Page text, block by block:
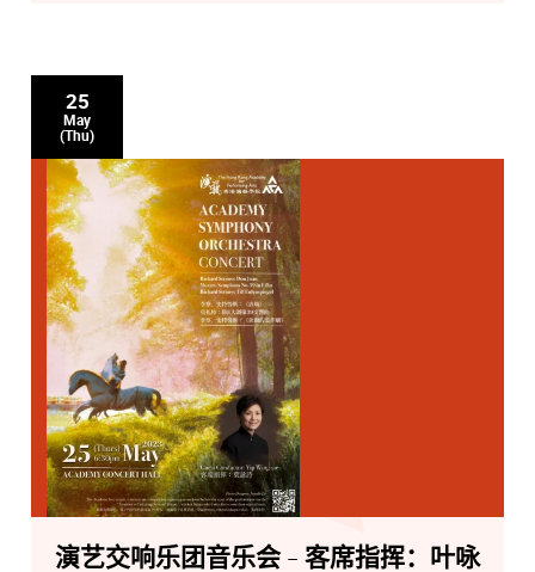
25
May
(Thu)
演艺交响乐团音乐会 - 客席指挥：叶咏